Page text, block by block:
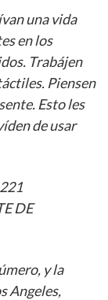
una vida
en los
Trabájen
Piensen
Esto les
de usar
DE
y la
Angeles,